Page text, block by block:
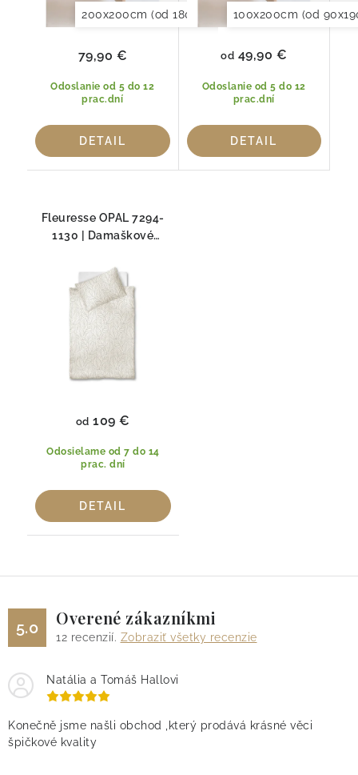
200x200cm (od 180x200 do 200x220cm)
Odoslanie od 5 do 12
prac.dní
79,90 €
DETAIL
100x200cm (od
Odoslanie od 5 do 12
prac.dní
od 49,90 €
DETAIL
Fleuresse OPAL 7294-
1130 | Damaškové
bavlna
Odosielame od 7 do 14
prac. dní
od 109 €
DETAIL
5.0 Overené zákazníkmi
12 recenzií. Zobraziť všetky recenzie
Natália a Tomáš Hallovi
Konečně jsme našli obchod ,který prodává krásné věci
špičkové kvality